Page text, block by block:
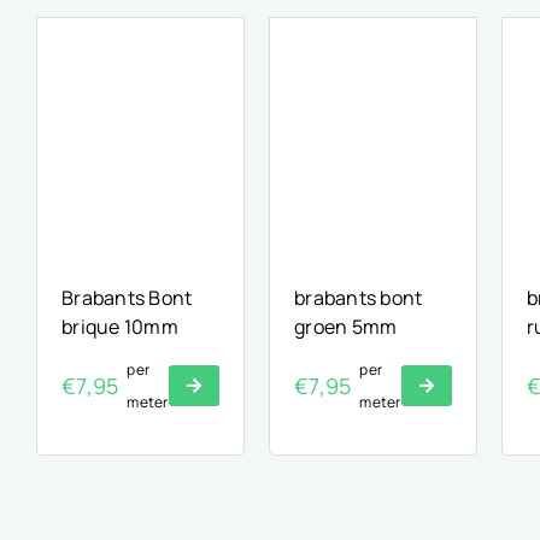
Brabants Bont
brique 10mm
€7,95
per
meter
brabants bont
groen 5mm
€7,95
per
meter